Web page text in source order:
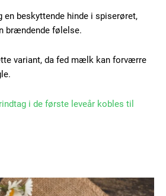
beskyttende hinde i spiserøret,
brændende følelse.
variant, da fed mælk kan forværre
i de første leveår kobles til